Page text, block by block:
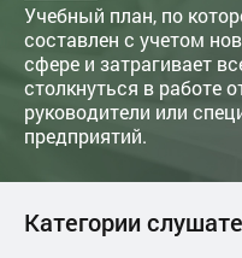
Учебный план, по
составлен с учетом
сфере и затрагивает
столкнуться в работе
руководители или
предприятий.
Категории